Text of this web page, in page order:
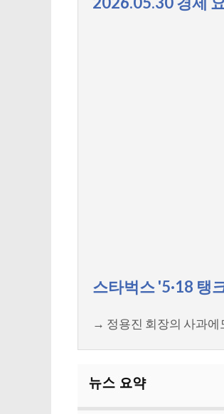
스타벅스 '5·18 탱
→ 정용진 회장의 사과에